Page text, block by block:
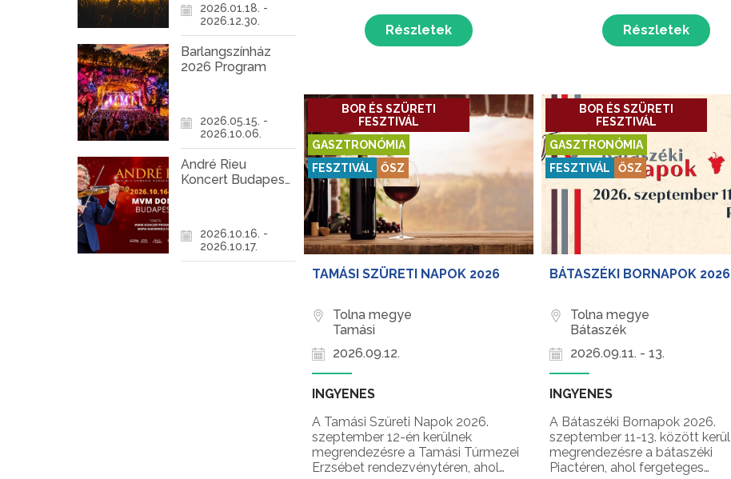
borkóstoló, illetve koncertek várják
a látogatókat Szekszárd népszerű
nyári rendezvényén!
Részletek
a Babits Mihály Kulturális
Központban, ahol ünnepi
szentmise, kenyérszentelés,
Részletek
BOR ÉS SZÜRETI
FESZTIVÁL
GASZTRONÓMIA
FESZTIVÁL
ŐSZ
TAMÁSI SZÜRETI NAPOK 2026
Tolna megye
Tamási
2026.09.12.
INGYENES
A Tamási Szüreti Napok 2026.
szeptember 12-én kerülnek
megrendezésre a Tamási Túrmezei
Erzsébet rendezvénytéren, ahol
BOR ÉS SZÜRETI
FESZTIVÁL
GASZTRONÓMIA
FESZTIVÁL
ŐSZ
BÁTASZÉKI BORNAPOK 2026
Tolna megye
Bátaszék
2026.09.11. - 13.
INGYENES
A Bátaszéki Bornapok 2026.
szeptember 11-13. között kerül
megrendezésre a bátaszéki
Piactéren, ahol fergeteges
2026.01.18. -
2026.12.30.
Barlangszínház
2026 Program
2026.05.15. -
2026.10.06.
André Rieu
Koncert Budapest
2026.10.16. -
2026.10.17.